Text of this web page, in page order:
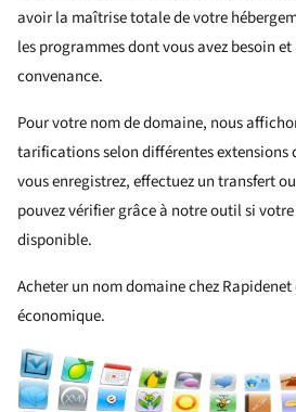
avoir la maîtrise totale de votre
les programmes dont vous avez besoin
convenance.
Pour votre nom de domaine, nous
tarifications selon différentes extensions
vous enregistrez, effectuez un transfert
pouvez vérifier grâce à notre outil si
disponible.
Acheter un nom domaine chez
économique.